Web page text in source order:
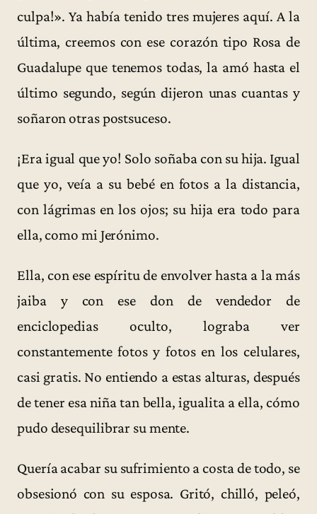
culpa!». Ya había tenido tres mujeres aquí. A la
última, creemos con ese corazón tipo Rosa de
Guadalupe que tenemos todas, la amó hasta el
último segundo, según dijeron unas cuantas y
soñaron otras postsuceso.
¡Era igual que yo! Solo soñaba con su hija. Igual
que yo, veía a su bebé en fotos a la distancia,
con lágrimas en los ojos; su hija era todo para
ella, como mi Jerónimo.
Ella, con ese espíritu de envolver hasta a la más
jaiba y con ese don de vendedor de
enciclopedias oculto, lograba ver
constantemente fotos y fotos en los celulares,
casi gratis. No entiendo a estas alturas, después
de tener esa niña tan bella, igualita a ella, cómo
pudo desequilibrar su mente.
Quería acabar su sufrimiento a costa de todo, se
obsesionó con su esposa. Gritó, chilló, peleó,